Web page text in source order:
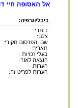
אל האסופה חיי
ביבליוגרפיה:
כותר:
צלם:
שם הפרסום מקורי:
תאריך:
בעלי זכויות :
הוצאה לאור:
הערות:
הערות לפריט זה: